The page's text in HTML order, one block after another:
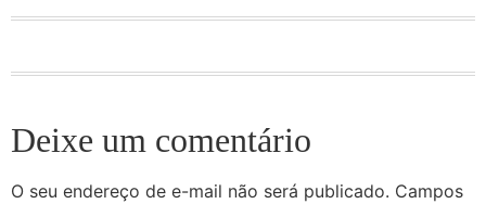
Deixe um comentário
O seu endereço de e-mail não será publicado. Campos